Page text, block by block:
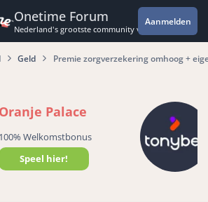
Onetime Forum
Nederland's grootste community voor de
Aanmelden
Geld Premie zorgverzekering omhoog +
Oranje Palace
Welkomstbonus
Speel hier!